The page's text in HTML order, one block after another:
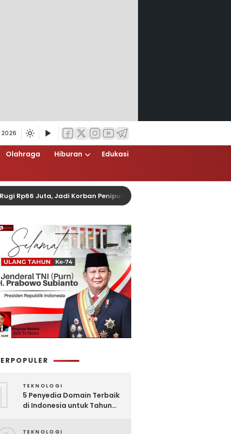
Olahraga Hiburan
Edukasi
Juta, Jadi Korban Penipuan Pengurusan Visa Taiwan
TEKNOLOGI
5 Penyedia Domain Terbaik
di Indonesia untuk Tahun
TEKNOLOGI